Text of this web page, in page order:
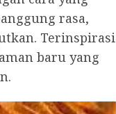
rasa,
Terinspirasi
baru yang